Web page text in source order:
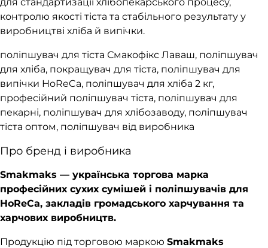
контролю якості тіста та стабільного результату у
виробництві хліба й випічки.
поліпшувач для тіста Смакофікс Лаваш, поліпшувач
для хліба, покращувач для тіста, поліпшувач для
випічки HoReCa, поліпшувач для хліба 2 кг,
професійний поліпшувач тіста, поліпшувач для
пекарні, поліпшувач для хлібозаводу, поліпшувач
тіста оптом, поліпшувач від виробника
Про бренд і виробника
Smakmaks — українська торгова марка
професійних сухих сумішей і поліпшувачів для
HoReCa, закладів громадського харчування та
харчових виробництв.
Продукцію під торговою маркою Smakmaks